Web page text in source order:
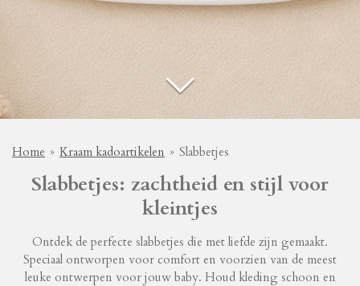
Home » Kraam kadoartikelen » Slabbetjes
Slabbetjes: zachtheid en stijl voor
kleintjes
Ontdek de perfecte slabbetjes die met liefde zijn gemaakt.
Speciaal ontworpen voor comfort en voorzien van de meest
leuke ontwerpen voor jouw baby. Houd kleding schoon en